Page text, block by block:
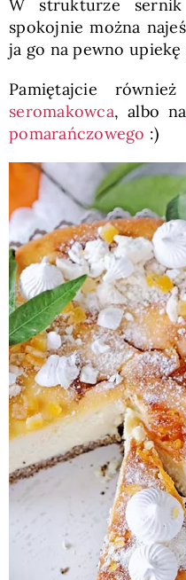
W strukturze
spokojnie można
ja go na pewno
Pamiętajcie
seromakowca, albo na
pomarańczowego :)